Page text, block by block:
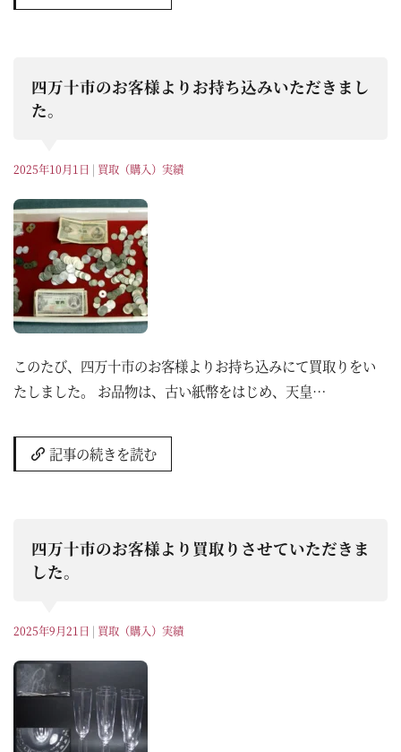
四万十市のお客様よりお持ち込みいただきまし
た。
2025年10月1日 | 買取（購入）実績
このたび、四万十市のお客様よりお持ち込みにて買取りをい
たしました。 お品物は、古い紙幣をはじめ、天皇…
記事の続きを読む
四万十市のお客様より買取りさせていただきま
した。
2025年9月21日 | 買取（購入）実績